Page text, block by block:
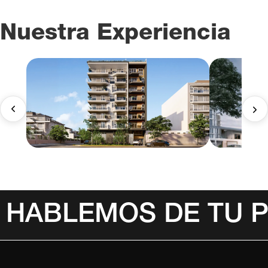
Nuestra Experiencia
HABLEMOS DE TU